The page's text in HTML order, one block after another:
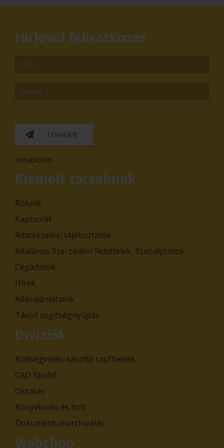
Hírlevél feliratkozás
TOVÁBB
Leiratkozás
Kiemelt tartalmak
Rólunk
Kapcsolat
Adatkezelési tájékoztatók
Általános Szerződési Feltételek, Szabályzatok
Cégadatok
Hírek
Állásajánlataink
Távoli segítségnyújtás
Divíziók
Költségvetés-készítő szoftverek
CAD Stúdió
Oktatás
Könyvkiadó és bolt
Dokumentumarchiválás
Webshop